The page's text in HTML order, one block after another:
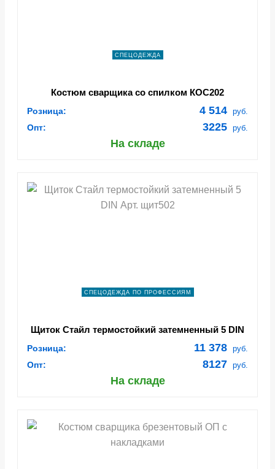
СПЕЦОДЕЖДА
Костюм сварщика со спилком КОС202
Розница: 4 514 руб.
Опт: 3225 руб.
На складе
СПЕЦОДЕЖДА ПО ПРОФЕССИЯМ
Щиток Стайл термостойкий затемненный 5 DIN
Розница: 11 378 руб.
Опт: 8127 руб.
На складе